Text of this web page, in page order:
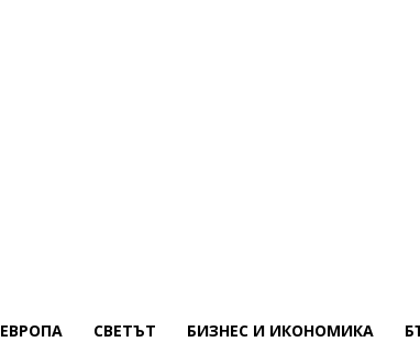
ЕВРОПА СВЕТЪТ БИЗНЕС И ИКОНОМИКА